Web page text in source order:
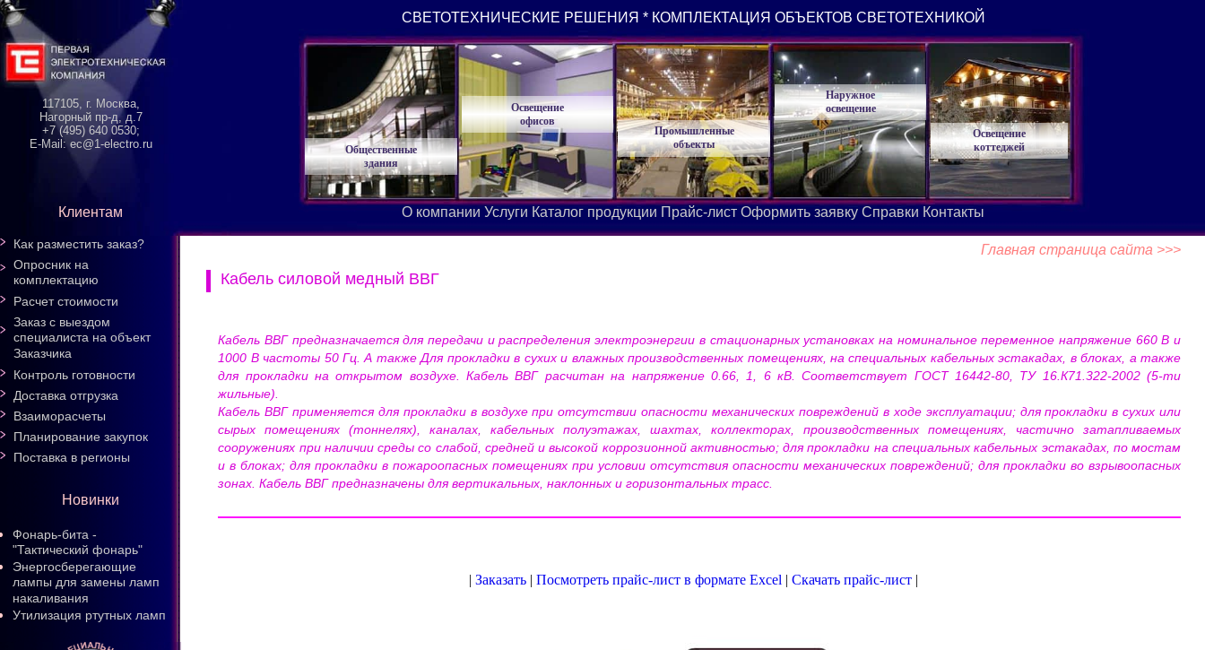
Главная страница сайта >>>
Кабель силовой медный ВВГ
Кабель ВВГ предназначается для передачи и распределения электроэнергии в стационарных установках на номинальное переменное напряжение 660 В и
1000 В частоты 50 Гц. А также Для прокладки в сухих и влажных производственных помещениях, на специальных кабельных эстакадах, в блоках, а также
для прокладки на открытом воздухе. Кабель ВВГ расчитан на напряжение 0.66, 1, 6 кВ. Соответствует ГОСТ 16442-80, ТУ 16.К71.322-2002 (5-ти
жильные).
Кабель ВВГ применяется для прокладки в воздухе при отсутствии опасности механических повреждений в ходе эксплуатации; для прокладки в сухих или
сырых помещениях (тоннелях), каналах, кабельных полуэтажах, шахтах, коллекторах, производственных помещениях, частично затапливаемых
сооружениях при наличии среды со слабой, средней и высокой коррозионной активностью; для прокладки на специальных кабельных эстакадах, по мостам
и в блоках; для прокладки в пожароопасных помещениях при условии отсутствия опасности механических повреждений; для прокладки во взрывоопасных
зонах. Кабель ВВГ предназначены для вертикальных, наклонных и горизонтальных трасс.
| Заказать| Посмотреть прайс-лист в формате Excel | Скачать прайс-лист|
Как разместить заказ?
Опросник на
комплектацию
Расчет стоимости
Заказ с выездом
специалиста на объект
Заказчика
Контроль готовности
Доставка отгрузка
Взаиморасчеты
Планирование закупок
Поставка в регионы
Новинки
Фонарь-бита -
"Тактический фонарь"
Энергосберегающие
лампы для замены ламп
накаливания
Утилизация ртутных ламп
117105, г. Москва,
Нагорный пр-д, д.7
+7 (495) 640 0530;
E-Mail: ec@1-electro.ru
Клиентам
СВЕТОТЕХНИЧЕСКИЕ РЕШЕНИЯ * КОМПЛЕКТАЦИЯ ОБЪЕКТОВ СВЕТОТЕХНИКОЙ
Общественные
здания
Освещение
офисов
Промышленные
объекты
Наружное
освещение
Освещение
коттеджей
О компании Услуги Каталог продукции Прайс-лист Оформить заявку Справки Контакты